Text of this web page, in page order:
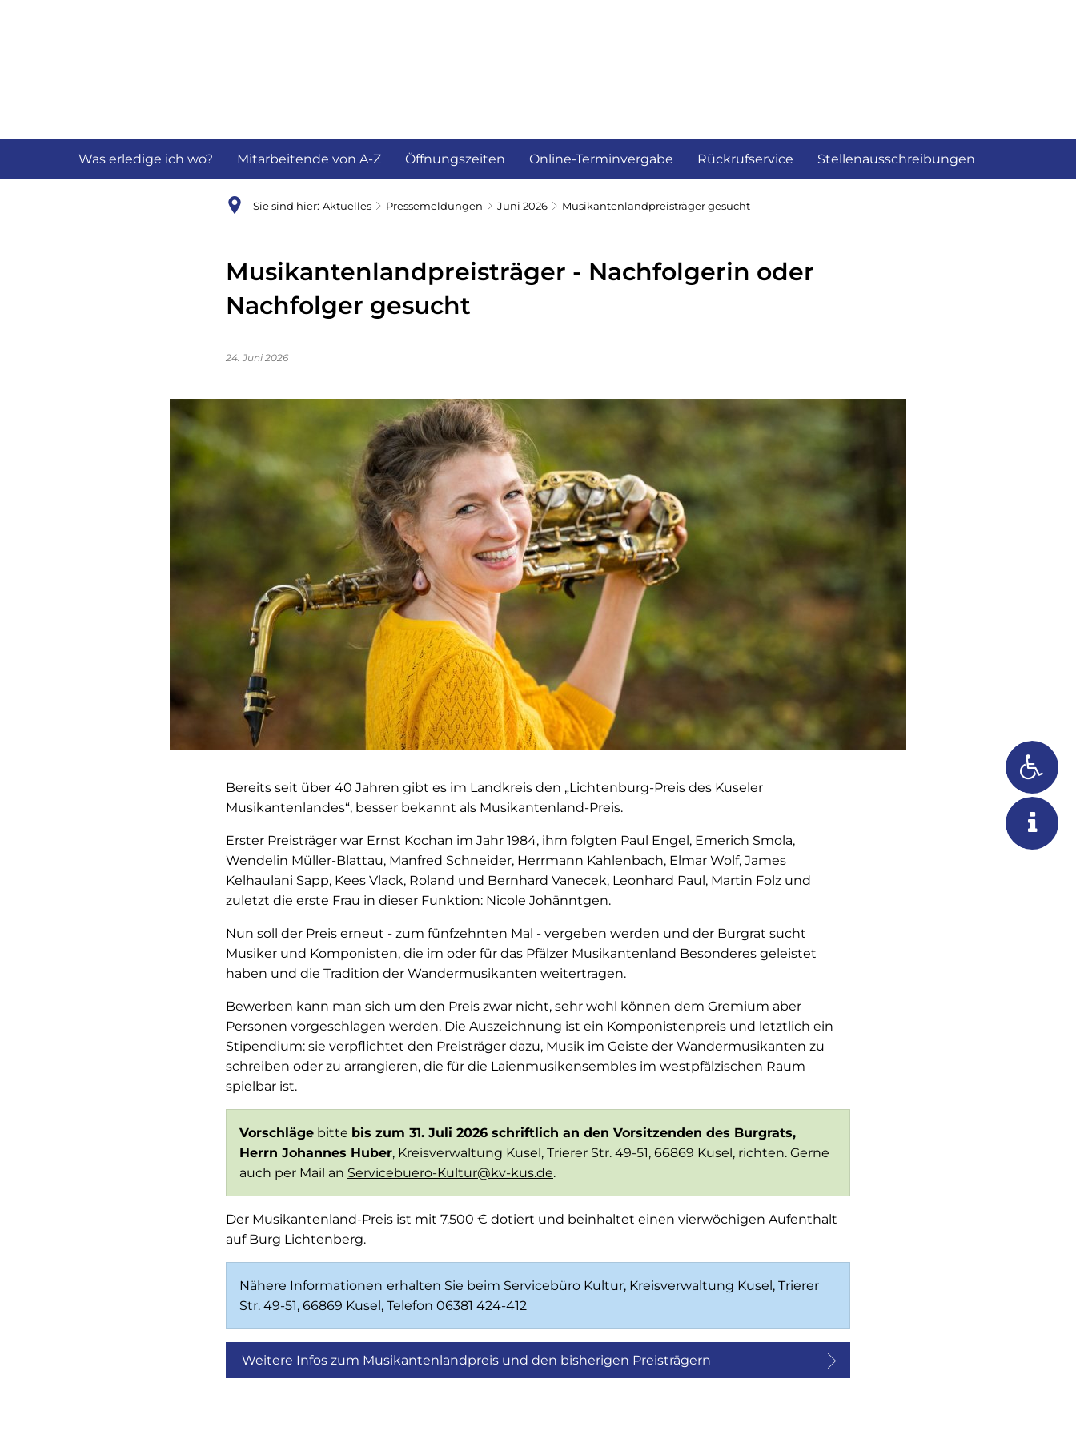
Was erledige ich wo? Mitarbeitende von A-Z Öffnungszeiten Online-Terminvergabe Rückrufservice Stellenausschreibungen
Sie sind hier: Aktuelles Pressemeldungen Juni 2026 Musikantenlandpreisträger gesucht
Musikantenlandpreisträger - Nachfolgerin oder
Nachfolger gesucht
24. Juni 2026
Bereits seit über 40 Jahren gibt es im Landkreis den „Lichtenburg-Preis des Kuseler
Musikantenlandes“, besser bekannt als Musikantenland-Preis.
Erster Preisträger war Ernst Kochan im Jahr 1984, ihm folgten Paul Engel, Emerich Smola,
Wendelin Müller-Blattau, Manfred Schneider, Herrmann Kahlenbach, Elmar Wolf, James
Kelhaulani Sapp, Kees Vlack, Roland und Bernhard Vanecek, Leonhard Paul, Martin Folz und
zuletzt die erste Frau in dieser Funktion: Nicole Johänntgen.
Nun soll der Preis erneut - zum fünfzehnten Mal - vergeben werden und der Burgrat sucht
Musiker und Komponisten, die im oder für das Pfälzer Musikantenland Besonderes geleistet
haben und die Tradition der Wandermusikanten weitertragen.
Bewerben kann man sich um den Preis zwar nicht, sehr wohl können dem Gremium aber
Personen vorgeschlagen werden. Die Auszeichnung ist ein Komponistenpreis und letztlich ein
Stipendium: sie verpflichtet den Preisträger dazu, Musik im Geiste der Wandermusikanten zu
schreiben oder zu arrangieren, die für die Laienmusikensembles im westpfälzischen Raum
spielbar ist.
Vorschläge bitte bis zum 31. Juli 2026 schriftlich an den Vorsitzenden des Burgrats,
Herrn Johannes Huber, Kreisverwaltung Kusel, Trierer Str. 49-51, 66869 Kusel, richten. Gerne
auch per Mail an Servicebuero-Kultur@kv-kus.de.
Der Musikantenland-Preis ist mit 7.500 € dotiert und beinhaltet einen vierwöchigen Aufenthalt
auf Burg Lichtenberg.
Nähere Informationen erhalten Sie beim Servicebüro Kultur, Kreisverwaltung Kusel, Trierer
Str. 49-51, 66869 Kusel, Telefon 06381 424-412
Weitere Infos zum Musikantenlandpreis und den bisherigen Preisträgern